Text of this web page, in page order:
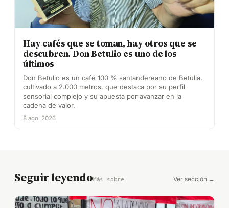
Hay cafés que se toman, hay otros que se
descubren. Don Betulio es uno de los
últimos
Don Betulio es un café 100 % santandereano de Betulia,
cultivado a 2.000 metros, que destaca por su perfil
sensorial complejo y su apuesta por avanzar en la
cadena de valor.
8 ago. 2026
Seguir leyendoMás sobre Ver sección →